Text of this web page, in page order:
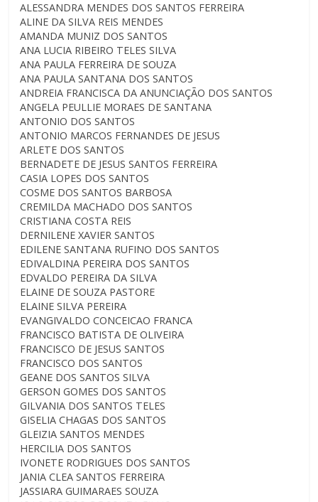
ALESSANDRA MENDES DOS SANTOS FERREIRA
ALINE DA SILVA REIS MENDES
AMANDA MUNIZ DOS SANTOS
ANA LUCIA RIBEIRO TELES SILVA
ANA PAULA FERREIRA DE SOUZA
ANA PAULA SANTANA DOS SANTOS
ANDREIA FRANCISCA DA ANUNCIAÇÃO DOS SANTOS
ANGELA PEULLIE MORAES DE SANTANA
ANTONIO DOS SANTOS
ANTONIO MARCOS FERNANDES DE JESUS
ARLETE DOS SANTOS
BERNADETE DE JESUS SANTOS FERREIRA
CASIA LOPES DOS SANTOS
COSME DOS SANTOS BARBOSA
CREMILDA MACHADO DOS SANTOS
CRISTIANA COSTA REIS
DERNILENE XAVIER SANTOS
EDILENE SANTANA RUFINO DOS SANTOS
EDIVALDINA PEREIRA DOS SANTOS
EDVALDO PEREIRA DA SILVA
ELAINE DE SOUZA PASTORE
ELAINE SILVA PEREIRA
EVANGIVALDO CONCEICAO FRANCA
FRANCISCO BATISTA DE OLIVEIRA
FRANCISCO DE JESUS SANTOS
FRANCISCO DOS SANTOS
GEANE DOS SANTOS SILVA
GERSON GOMES DOS SANTOS
GILVANIA DOS SANTOS TELES
GISELIA CHAGAS DOS SANTOS
GLEIZIA SANTOS MENDES
HERCILIA DOS SANTOS
IVONETE RODRIGUES DOS SANTOS
JANIA CLEA SANTOS FERREIRA
JASSIARA GUIMARAES SOUZA